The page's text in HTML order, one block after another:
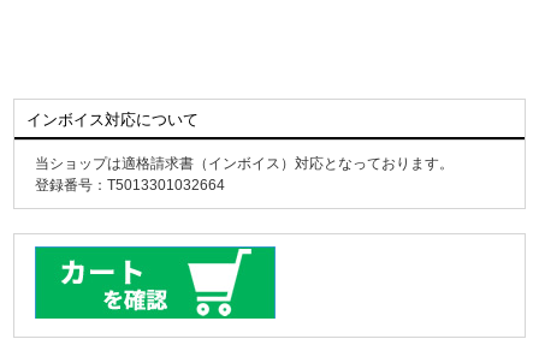
インボイス対応について
当ショップは適格請求書（インボイス）対応となっております。
登録番号：T5013301032664